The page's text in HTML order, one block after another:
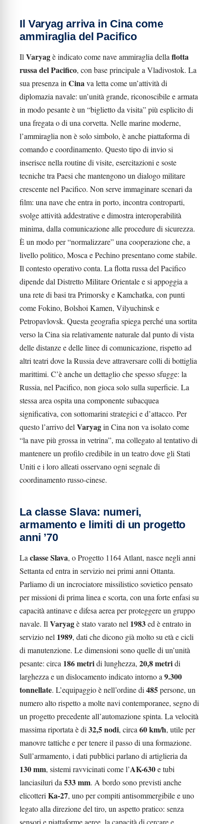
Il Varyag arriva in Cina come
ammiraglia del Pacifico
Il Varyagè indicato come nave ammiraglia della flotta
russa del Pacifico, con base principale a Vladivostok. La
sua presenza in Cinava letta come un’attività di
diplomazia navale: un’unità grande, riconoscibile e armata
in modo pesante è un “biglietto da visita” più esplicito di
una fregata o di una corvetta. Nelle marine moderne,
l’ammiraglia non è solo simbolo, è anche piattaforma di
comando e coordinamento. Questo tipo di invio si
inserisce nella routine di visite, esercitazioni e soste
tecniche tra Paesi che mantengono un dialogo militare
crescente nel Pacifico. Non serve immaginare scenari da
film: una nave che entra in porto, incontra controparti,
svolge attività addestrative e dimostra interoperabilità
minima, dalla comunicazione alle procedure di sicurezza.
È un modo per “normalizzare” una cooperazione che, a
livello politico, Mosca e Pechino presentano come stabile.
Il contesto operativo conta. La flotta russa del Pacifico
dipende dal Distretto Militare Orientale e si appoggia a
una rete di basi tra Primorsky e Kamchatka, con punti
come Fokino, Bolshoi Kamen, Vilyuchinsk e
Petropavlovsk. Questa geografia spiega perché una sortita
verso la Cina sia relativamente naturale dal punto di vista
delle distanze e delle linee di comunicazione, rispetto ad
altri teatri dove la Russia deve attraversare colli di bottiglia
marittimi. C’è anche un dettaglio che spesso sfugge: la
Russia, nel Pacifico, non gioca solo sulla superficie. La
stessa area ospita una componente subacquea
significativa, con sottomarini strategici e d’attacco. Per
questo l’arrivo del Varyagin Cina non va isolato come
“la nave più grossa in vetrina”, ma collegato al tentativo di
mantenere un profilo credibile in un teatro dove gli Stati
Uniti e i loro alleati osservano ogni segnale di
coordinamento russo-cinese.
La classe Slava: numeri,
armamento e limiti di un progetto
anni ’70
La classe Slava, o Progetto 1164 Atlant, nasce negli anni
Settanta ed entra in servizio nei primi anni Ottanta.
Parliamo di un incrociatore missilistico sovietico pensato
per missioni di prima linea e scorta, con una forte enfasi su
capacità antinave e difesa aerea per proteggere un gruppo
navale. Il Varyagè stato varato nel 1983ed è entrato in
servizio nel 1989, dati che dicono già molto su età e cicli
di manutenzione. Le dimensioni sono quelle di un’unità
pesante: circa 186 metridi lunghezza, 20,8 metridi
larghezza e un dislocamento indicato intorno a 9.300
tonnellate. L’equipaggio è nell’ordine di 485persone, un
numero alto rispetto a molte navi contemporanee, segno di
un progetto precedente all’automazione spinta. La velocità
massima riportata è di 32,5 nodi, circa 60 km/h, utile per
manovre tattiche e per tenere il passo di una formazione.
Sull’armamento, i dati pubblici parlano di artiglieria da
130 mm, sistemi ravvicinati come l’AK-630e tubi
lanciasiluri da 533 mm. A bordo sono previsti anche
elicotteri Ka-27, uno per compiti antisommergibile e uno
legato alla direzione del tiro, un aspetto pratico: senza
sensori e piattaforme aeree, la capacità di cercare e